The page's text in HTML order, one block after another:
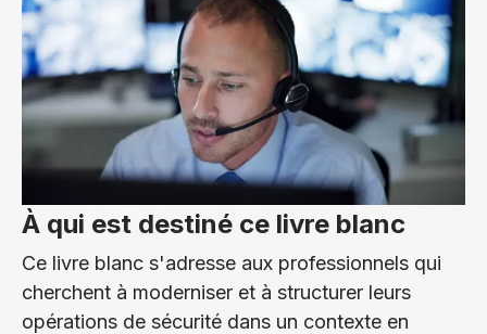
À qui est destiné ce livre blanc
Ce livre blanc s'adresse aux professionnels qui
cherchent à moderniser et à structurer leurs
opérations de sécurité dans un contexte en